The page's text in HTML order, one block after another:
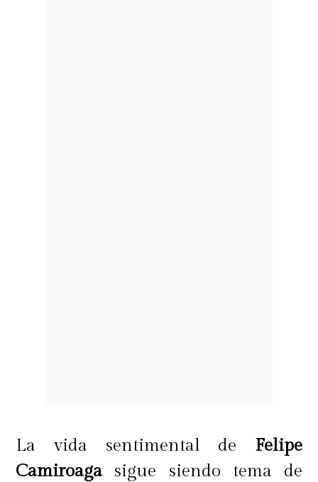
La vida sentimental de Felipe
Camiroagasigue siendo tema de